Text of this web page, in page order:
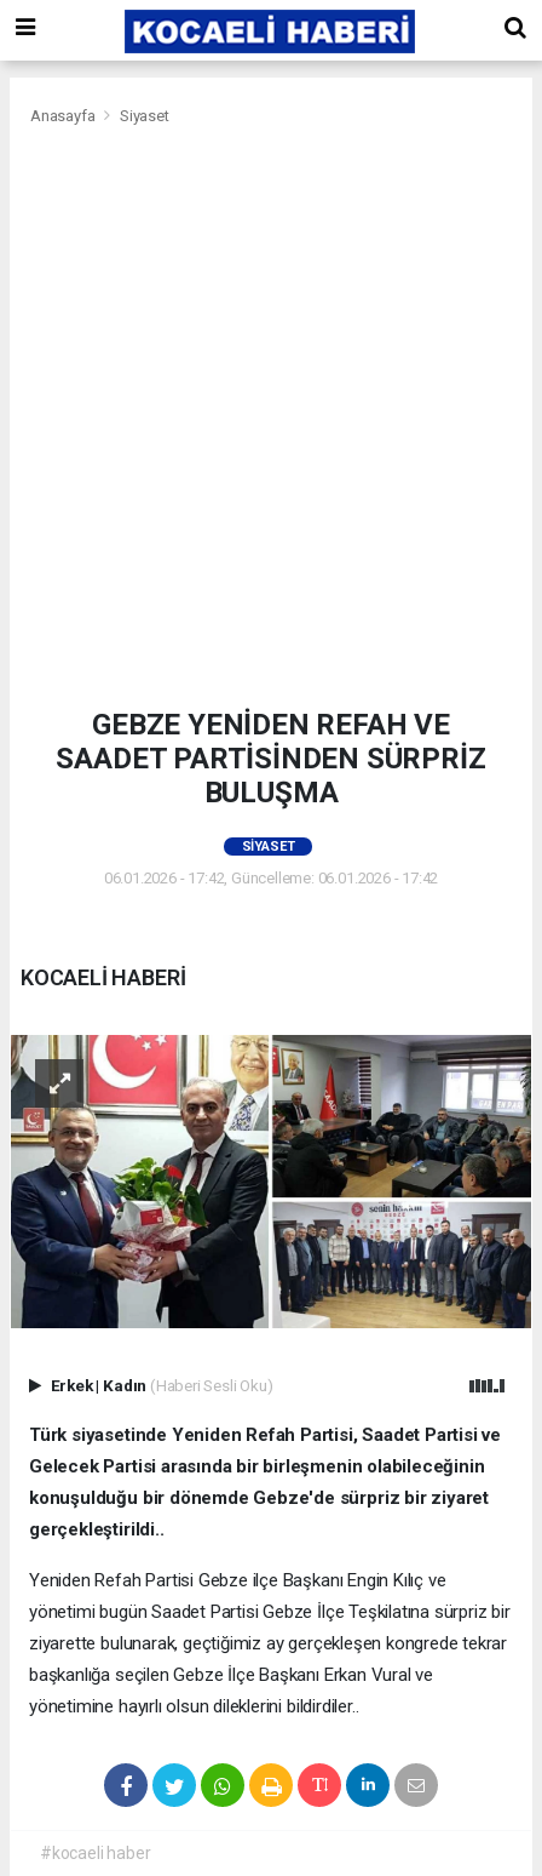
Anasayfa Siyaset
GEBZE YENİDEN REFAH VE
SAADET PARTİSİNDEN SÜRPRİZ
BULUŞMA
SIYASET
06.01.2026 - 17:42, Güncelleme: 06.01.2026 - 17:42
KOCAELİ HABERİ
Erkek| Kadın (Haberi Sesli Oku)
Türk siyasetinde Yeniden Refah Partisi, Saadet Partisi ve
Gelecek Partisi arasında bir birleşmenin olabileceğinin
konuşulduğu bir dönemde Gebze'de sürpriz bir ziyaret
gerçekleştirildi..
Yeniden Refah Partisi Gebze ilçe Başkanı Engin Kılıç ve
yönetimi bugün Saadet Partisi Gebze İlçe Teşkilatına sürpriz bir
ziyarette bulunarak, geçtiğimiz ay gerçekleşen kongrede tekrar
başkanlığa seçilen Gebze İlçe Başkanı Erkan Vural ve
yönetimine hayırlı olsun dileklerini bildirdiler..
#kocaeli haber